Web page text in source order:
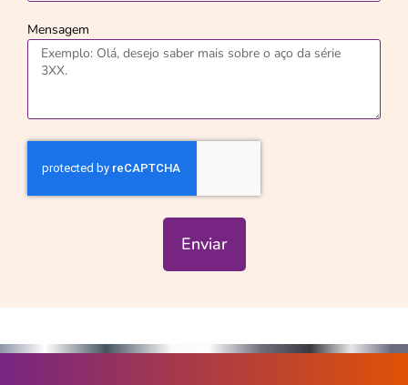
Mensagem
Enviar